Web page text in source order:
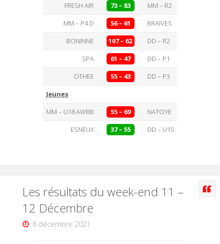
FRESH AIR
73 – 83
MM – R2
MM – P4 D
56 – 61
BRAIVES
BONINNE
107 – 62
DD – R2
SPA
61 – 47
DD – P1
OTHEE
55 – 43
DD – P3
Jeunes
MM – U18 AWBB
55 – 69
NATOYE
ESNEUX
37 – 55 DD – U15
Les résultats du week-end 11 –
12 Décembre
8 décembre 2021